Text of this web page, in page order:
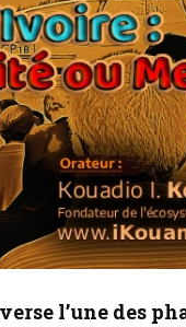
l’une des